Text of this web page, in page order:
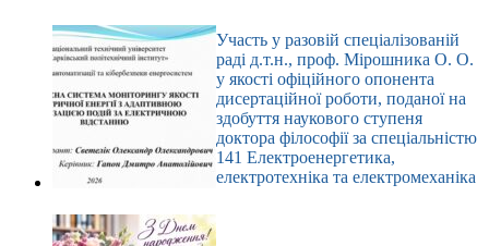
Участь у разовій спеціалізованій
раді д.т.н., проф. Мірошника О. О.
у якості офіційного опонента
дисертаційної роботи, поданої на
здобуття наукового ступеня
доктора філософії за спеціальністю
141 Електроенергетика,
електротехніка та електромеханіка